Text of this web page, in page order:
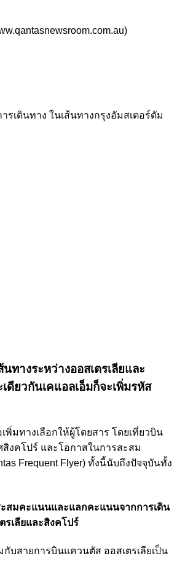
เดินทาง ในเส้นทางกรุงอัมสเตอร์ดัม
ทางระหว่างออสเตรเลียและ
ยวกันเคแอลเอ็มก็จะเพิ่มรหัส
มทางเลือกให้ผู้โดยสาร โดยเที่ยวบิน
งคโปร์ และโอกาสในการสะสม
Frequent Flyer) ทั้งนี้นับถึงปัจจุบันทั้ง
สมคะแนนและแลกคะแนนจากการเดิน
รเลียและสิงคโปร์
บสายการบินแควนตัส ออสเตรเลียเป็น